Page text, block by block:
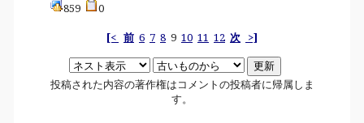
859
0
[< 前 6 7 8 9 10 11 12 次 >]
投稿された内容の著作権はコメントの投稿者に帰属しま
す。